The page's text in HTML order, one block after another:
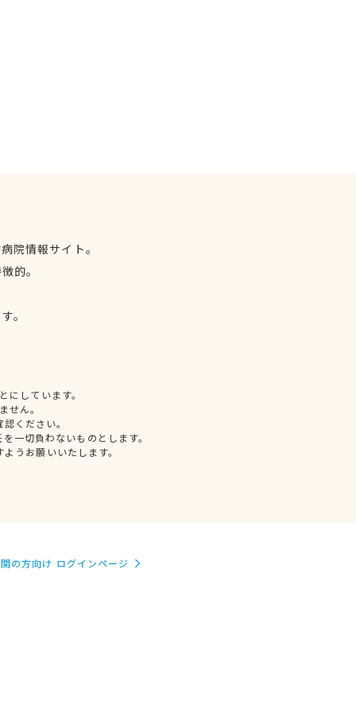
院情報サイト。
的。
。
しています。
せん。
ください。
一切負わないものとします。
うお願いいたします。
の方向け ログインページ